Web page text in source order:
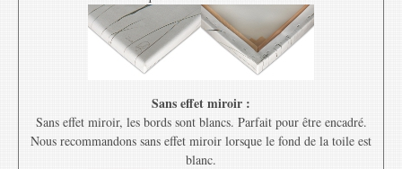
Sans effet miroir :
Sans effet miroir, les bords sont blancs. Parfait pour être encadré.
Nous recommandons sans effet miroir lorsque le fond de la toile est
blanc.